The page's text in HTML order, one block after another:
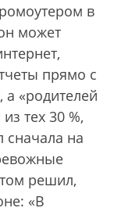
в
может
прямо с
«родителей
тех 30 %,
сначала на
решил,
«В